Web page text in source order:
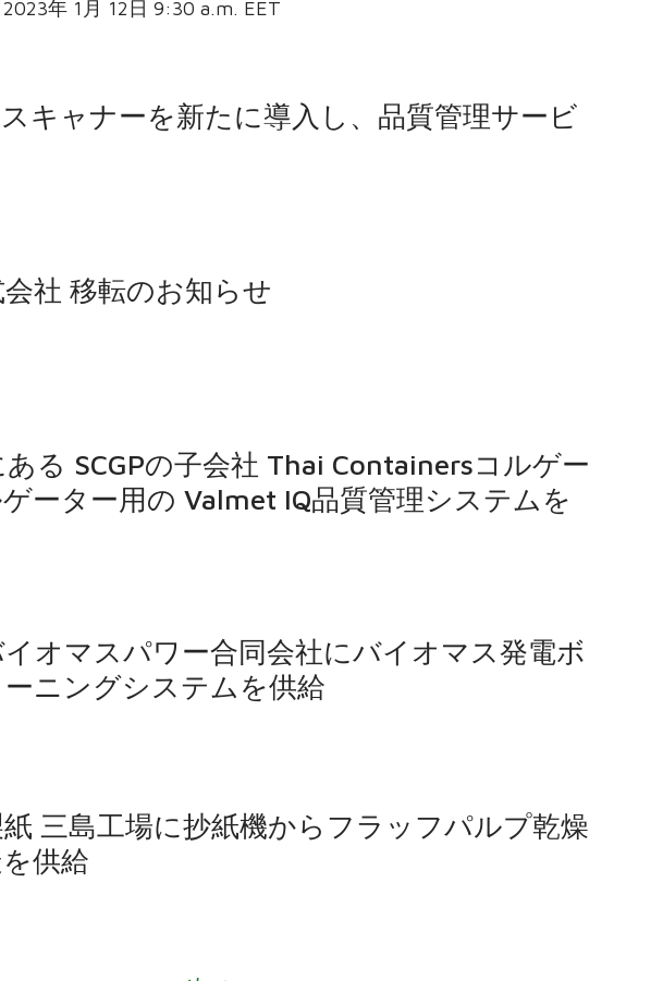
年 1月 12日 9:30 a.m. EET
キャナーを新たに導入し、品質管理サービ
社 移転のお知らせ
る SCGPの子会社 Thai Containersコルゲー
ーター用の Valmet IQ品質管理システムを
オマスパワー合同会社にバイオマス発電ボ
ニングシステムを供給
三島工場に抄紙機からフラッフパルプ乾燥
供給